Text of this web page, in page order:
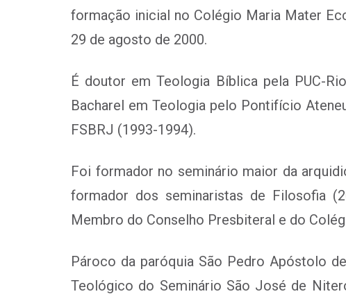
formação inicial no Colégio Maria Mater
29 de agosto de 2000.
É doutor em Teologia Bíblica pela PUC-
Bacharel em Teologia pelo Pontifício
FSBRJ (1993-1994).
Foi formador no seminário maior da
formador dos seminaristas de Filosofia
Membro do Conselho Presbiteral e do
Pároco da paróquia São Pedro Apóstolo
Teológico do Seminário São José de